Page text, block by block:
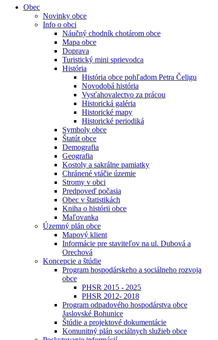
Obec
Novinky obce
Info o obci
Náučný chodník chotárom obce
Mapa obce
Doprava
Turistický mini sprievodca
História
História obce pohľadom Petra Čeligu
Novodobá história
Vysťahovalectvo za prácou
Historická galéria
Historické mapy
Historické periodiká
Symboly obce
Štatút obce
Demografia
Geografia
Kostoly a sakrálne pamiatky
Chránené vtáčie územie
Stromy v obci
Predpoveď počasia
Obec v štatistikách
Kniha o histórii obce
Maľovanka
Územný plán obce
Mapový klient
Informácie pre staviteľov na ul. Dubová a
Orechová
Koncepcie a štúdie
Program hospodárskeho a sociálneho rozvoja
obce
PHSR 2015 - 2025
PHSR 2012- 2018
Program odpadového hospodárstva obce
Jaslovské Bohunice
Štúdie a projektové dokumentácie
Komunitný plán sociálnych služieb obce